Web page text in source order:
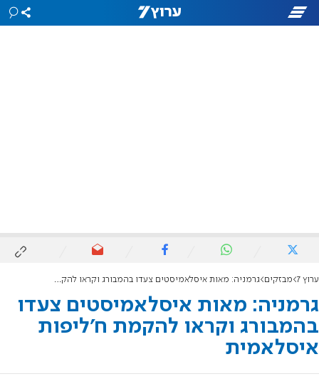
ערוץ 7 מבזקים גרמניה: מאות איסלאמיסטים צעדו בהמבורג וקראו להקמת ח'ליפות איסלאמית
גרמניה: מאות איסלאמיסטים צעדו
בהמבורג וקראו להקמת ח'ליפות
איסלאמית